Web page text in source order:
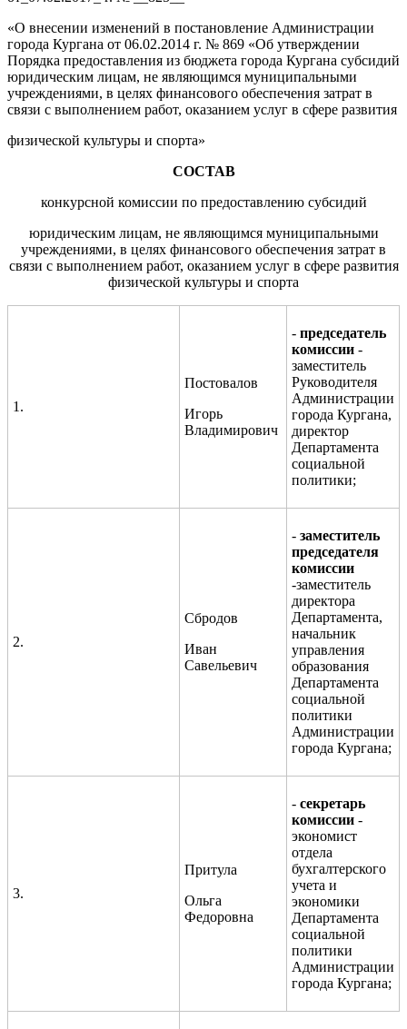
«О внесении изменений в постановление Администрации
города Кургана от 06.02.2014 г. № 869 «Об утверждении
Порядка предоставления из бюджета города Кургана субсидий
юридическим лицам, не являющимся муниципальными
учреждениями, в целях финансового обеспечения затрат в
связи с выполнением работ, оказанием услуг в сфере развития
физической культуры и спорта»
СОСТАВ
конкурсной комиссии по предоставлению субсидий
юридическим лицам, не являющимся муниципальными
учреждениями, в целях финансового обеспечения затрат в
связи с выполнением работ, оказанием услуг в сфере развития
физической культуры и спорта
1.
Постовалов
Игорь
Владимирович
- председатель
комиссии -
заместитель
Руководителя
Администрации
города Кургана,
директор
Департамента
социальной
политики;
2.
Сбродов
Иван
Савельевич
- заместитель
председателя
комиссии
-заместитель
директора
Департамента,
начальник
управления
образования
Департамента
социальной
политики
Администрации
города Кургана;
3.
Притула
Ольга
Федоровна
- секретарь
комиссии -
экономист
отдела
бухгалтерского
учета и
экономики
Департамента
социальной
политики
Администрации
города Кургана;